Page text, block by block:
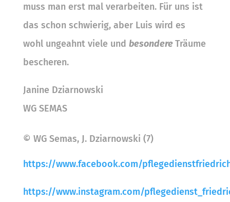
muss man erst mal verarbeiten. Für uns ist
das schon schwierig, aber Luis wird es
wohl ungeahnt viele und besondereTräume
bescheren.
Janine Dziarnowski
WG SEMAS
© WG Semas, J. Dziarnowski (7)
https://www.facebook.com/
https://www.instagram.com/